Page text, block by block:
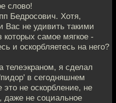
слово!
Бедросович. Хотя,
Вас не удивить такими
самое мягкое -
и оскорбляетесь на него?
телеэкраном, я сделал
в сегодняшнем
не оскорбление, не
даже не социальное